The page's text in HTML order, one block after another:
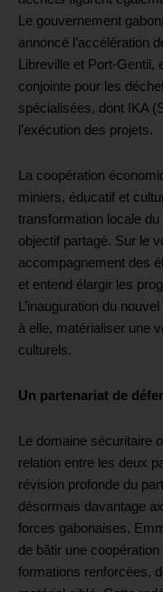
Le gouvernement
annoncé l’accélération
Libreville et Port-Gentil,
conjointe pour les
spécialisées, dont IKA
l’exécution des projets.
La coopération
miniers, éducatif et
transformation locale
objectif partagé. Sur le
accompagnement des
et entend élargir les
L’inauguration du
à elle, matérialiser une
culturels.
Un partenariat de
Le domaine sécuritaire
relation entre les deux
révision profonde du
désormais davantage
forces gabonaises.
de bâtir une
formations renforcées,